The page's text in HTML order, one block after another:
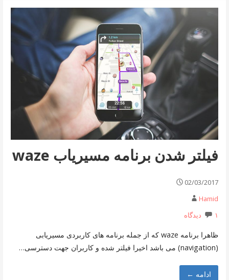
فیلتر شدن برنامه مسیریاب waze
02/03/2017
Hamid
۱ دیدگاه
ظاهرا برنامه waze که از جمله برنامه های کاربردی مسیریابی
(navigation) می باشد اخیرا فیلتر شده و کاربران جهت دسترسی…
ادامه ←